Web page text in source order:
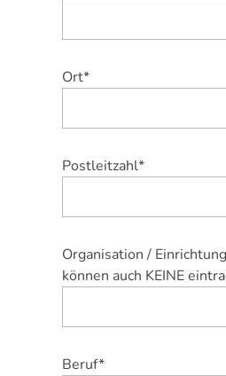
Ort*
Postleitzahl*
Organisation /
können auch KEINE
Beruf*